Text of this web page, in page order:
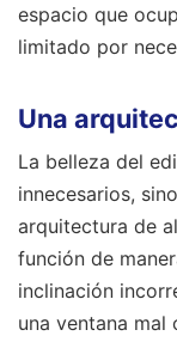
espacio que
limitado por
Una
La belleza del
innecesarios,
arquitectura de
función de
inclinación
una ventana